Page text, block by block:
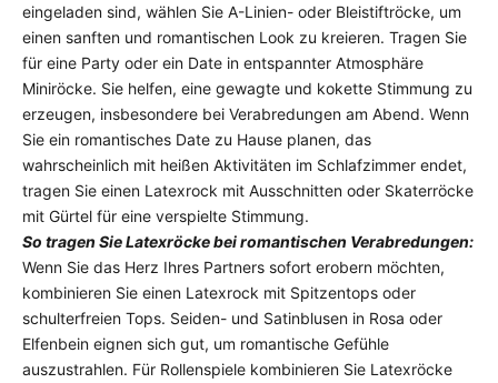
eingeladen sind, wählen Sie A-Linien- oder Bleistiftröcke, um
einen sanften und romantischen Look zu kreieren. Tragen Sie
für eine Party oder ein Date in entspannter Atmosphäre
Miniröcke. Sie helfen, eine gewagte und kokette Stimmung zu
erzeugen, insbesondere bei Verabredungen am Abend. Wenn
Sie ein romantisches Date zu Hause planen, das
wahrscheinlich mit heißen Aktivitäten im Schlafzimmer endet,
tragen Sie einen Latexrock mit Ausschnitten oder Skaterröcke
mit Gürtel für eine verspielte Stimmung.
So tragen Sie Latexröcke bei romantischen Verabredungen:
Wenn Sie das Herz Ihres Partners sofort erobern möchten,
kombinieren Sie einen Latexrock mit Spitzentops oder
schulterfreien Tops. Seiden- und Satinblusen in Rosa oder
Elfenbein eignen sich gut, um romantische Gefühle
auszustrahlen. Für Rollenspiele kombinieren Sie Latexröcke